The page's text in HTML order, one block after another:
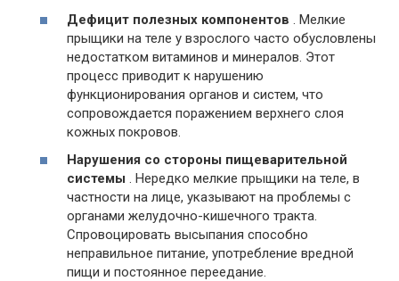
Дефицит полезных компонентов . Мелкие
прыщики на теле у взрослого часто обусловлены
недостатком витаминов и минералов. Этот
процесс приводит к нарушению
функционирования органов и систем, что
сопровождается поражением верхнего слоя
кожных покровов.
Нарушения со стороны пищеварительной
системы . Нередко мелкие прыщики на теле, в
частности на лице, указывают на проблемы с
органами желудочно-кишечного тракта.
Спровоцировать высыпания способно
неправильное питание, употребление вредной
пищи и постоянное переедание.